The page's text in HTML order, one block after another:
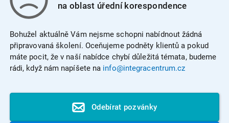
na oblast úřední korespondence
Bohužel aktuálně Vám nejsme schopni nabídnout žádná
připravovaná školení. Oceňujeme podněty klientů a pokud
máte pocit, že v naší nabídce chybí důležitá témata, budeme
rádi, když nám napíšete na info@integracentrum.cz
Odebírat pozvánky